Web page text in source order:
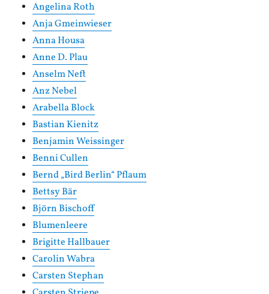
Angelina Roth
Anja Gmeinwieser
Anna Housa
Anne D. Plau
Anselm Neft
Anz Nebel
Arabella Block
Bastian Kienitz
Benjamin Weissinger
Benni Cullen
Bernd „Bird Berlin“ Pflaum
Bettsy Bär
Björn Bischoff
Blumenleere
Brigitte Hallbauer
Carolin Wabra
Carsten Stephan